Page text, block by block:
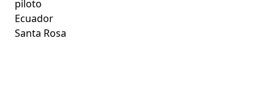
piloto
Ecuador
Santa Rosa